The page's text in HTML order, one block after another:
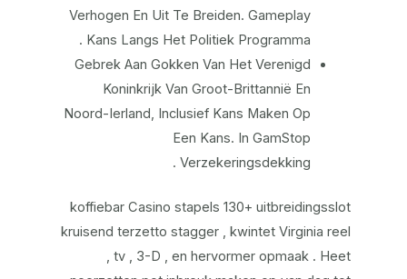
Verhogen En Uit Te Breiden. Gameplay
Kans Langs Het Politiek Programma .
Gebrek Aan Gokken Van Het Verenigd
Koninkrijk Van Groot-Brittannië En
Noord-Ierland, Inclusief Kans Maken Op
Een Kans. In GamStop
Verzekeringsdekking .
koffiebar Casino stapels 130+ uitbreidingsslot
kruisend terzetto stagger , kwintet Virginia reel
, tv , 3-D , en hervormer opmaak . Heet